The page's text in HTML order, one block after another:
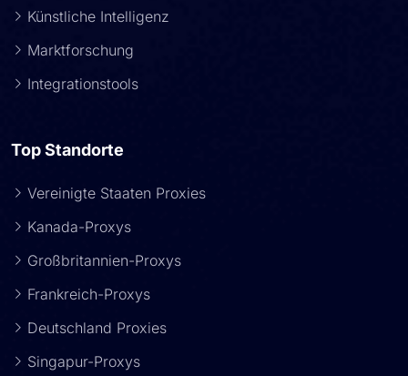
Künstliche Intelligenz
Marktforschung
Integrationstools
Top Standorte
Vereinigte Staaten Proxies
Kanada-Proxys
Großbritannien-Proxys
Frankreich-Proxys
Deutschland Proxies
Singapur-Proxys